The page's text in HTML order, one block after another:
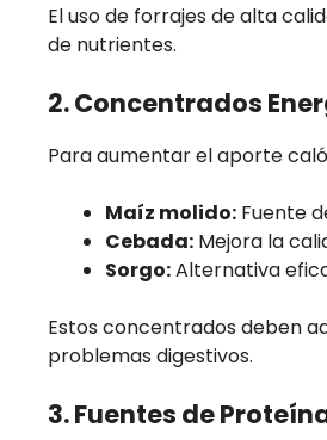
El uso de forrajes de alta
de nutrientes.
2. Concentrados
Para aumentar el aporte
Maíz molido: Fuente
Cebada: Mejora la
Sorgo:Alternativa
Estos concentrados deben
problemas digestivos.
3. Fuentes de